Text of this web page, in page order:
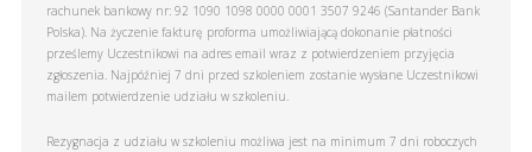
rachunek bankowy nr: 92 1090 1098 0000 0001 3507 9246 (Santander Bank
Polska). Na życzenie fakturę proforma umożliwiającą dokonanie płatności
prześlemy Uczestnikowi na adres email wraz z potwierdzeniem przyjęcia
zgłoszenia. Najpóźniej 7 dni przed szkoleniem zostanie wysłane Uczestnikowi
mailem potwierdzenie udziału w szkoleniu.
Rezygnacja z udziału w szkoleniu możliwa jest na minimum 7 dni roboczych